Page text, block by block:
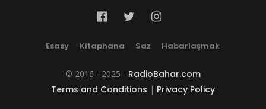
Esasy Kitaphana Saz Habarlaşmak
© 2016 - 2025 - RadioBahar.com
Terms and Conditions | Privacy Policy